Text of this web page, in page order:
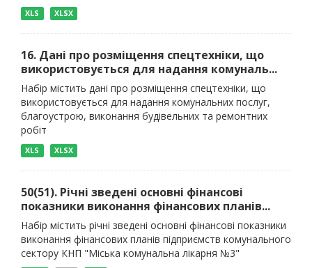
XLS XLSX
16. Дані про розміщення спецтехніки, що
використовується для надання комуналь...
Набір містить дані про розміщення спецтехніки, що
використовується для надання комунальних послуг,
благоустрою, виконання будівельних та ремонтних
робіт
XLS XLSX
50(51). Річні зведені основні фінансові
показники виконання фінансових планів...
Набір містить річні зведені основні фінансові показники
виконання фінансових планів підприємств комунального
сектору КНП "Міська комунальна лікарня №3"